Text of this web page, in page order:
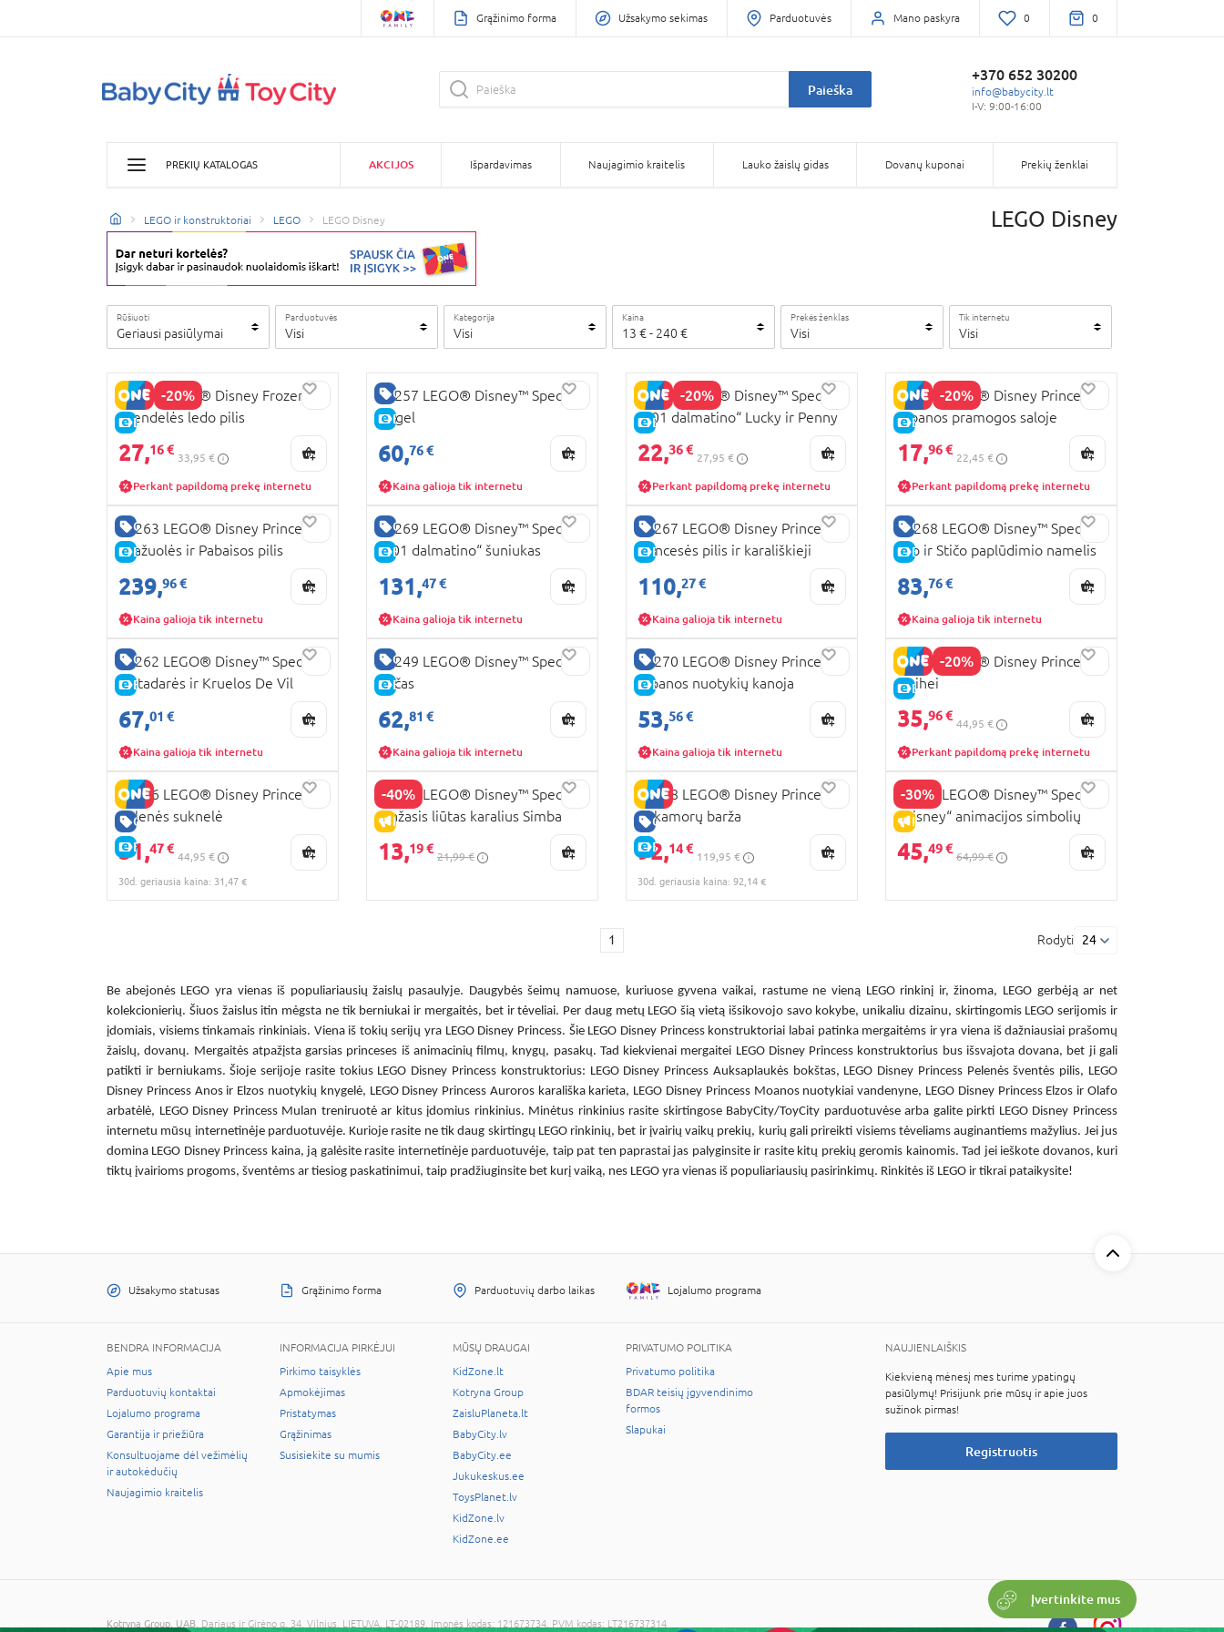
Grąžinimo forma Užsakymo sekimas Parduotuvės Mano paskyra 0 0
Paieška
+370 652 30200
info@babycity.lt
I-V: 9:00-16:00
PREKIŲ KATALOGAS AKCIJOS Išpardavimas Naujagimio kraitelis Lauko žaislų gidas Dovanų kuponai Prekių ženklai
LEGO ir konstruktoriai LEGO LEGO Disney LEGO Disney
Rūšiuoti
Geriausi pasiūlymai
Parduotuvės
Visi
Kategorija
Visi
Kaina
13 €- 240 €
Prekės ženklas
Visi
Tik internetu
Visi
-20%
E-KAINA
43265 LEGO® Disney Frozen
Arendelės ledo pilis
27,16 €
33,95 €
Perkant papildomą prekę internetu
GERA KAINA
E-KAINA
43257 LEGO® Disney™ Specials
Angel
60,76 €
Kaina galioja tik internetu
-20%
E-KAINA
43271 LEGO® Disney™ Specials
„101 dalmatino“ Lucky ir Penny
22,36 €
27,95 €
Perkant papildomą prekę internetu
-20%
E-KAINA
43260 LEGO® Disney Princess™
Moanos pramogos saloje
17,96 €
22,45 €
Perkant papildomą prekę internetu
GERA KAINA
E-KAINA
43263 LEGO® Disney Princess™
Gražuolės ir Pabaisos pilis
239,96 €
Kaina galioja tik internetu
GERA KAINA
E-KAINA
43269 LEGO® Disney™ Specials
„101 dalmatino“ šuniukas
131,47 €
Kaina galioja tik internetu
GERA KAINA
E-KAINA
43267 LEGO® Disney Princess™
Princesės pilis ir karališkieji
110,27 €
Kaina galioja tik internetu
GERA KAINA
E-KAINA
43268 LEGO® Disney™ Specials
Lilo ir Stičo paplūdimio namelis
83,76 €
Kaina galioja tik internetu
GERA KAINA
E-KAINA
43262 LEGO® Disney™ Specials
Piktadarės ir Kruelos De Vil
67,01 €
Kaina galioja tik internetu
GERA KAINA
E-KAINA
43249 LEGO® Disney™ Specials
Stičas
62,81 €
Kaina galioja tik internetu
GERA KAINA
E-KAINA
43270 LEGO® Disney Princess™
Moanos nuotykių kanoja
53,56 €
Kaina galioja tik internetu
-20%
E-KAINA
43272 LEGO® Disney Princess™
Heihei
35,96 €
44,95 €
Perkant papildomą prekę internetu
GERA KAINA
E-KAINA
43266 LEGO® Disney Princess™
Pelenės suknelė
31,47 €
44,95 €
30d. geriausia kaina: 31,47 €
-40%
IŠPARDAVIMAS
43243 LEGO® Disney™ Specials
Mažasis liūtas karalius Simba
13,19 €
21,99 €
GERA KAINA
E-KAINA
43258 LEGO® Disney Princess™
Kakamorų barža
92,14 €
119,95 €
30d. geriausia kaina: 92,14 €
-30%
IŠPARDAVIMAS
43221 LEGO® Disney™ Specials
„Disney“ animacijos simbolių
šimtmetis
45,49 €
64,99 €
1 Rodyti 24
Be abejonės LEGO yra vienas iš populiariausių žaislų pasaulyje. Daugybės šeimų namuose, kuriuose gyvena vaikai, rastume ne vieną LEGO rinkinį ir, žinoma, LEGO gerbėją ar net
kolekcionierių. Šiuos žaislus itin mėgsta ne tik berniukai ir mergaitės, bet ir tėveliai. Per daug metų LEGO šią vietą išsikovojo savo kokybe, unikaliu dizainu, skirtingomis LEGO serijomis ir
įdomiais, visiems tinkamais rinkiniais. Viena iš tokių serijų yra LEGO Disney Princess. Šie LEGO Disney Princess konstruktoriai labai patinka mergaitėms ir yra viena iš dažniausiai prašomų
žaislų, dovanų. Mergaitės atpažįsta garsias princeses iš animacinių filmų, knygų, pasakų. Tad kiekvienai mergaitei LEGO Disney Princess konstruktorius bus išsvajota dovana, bet ji gali
patikti ir berniukams. Šioje serijoje rasite tokius LEGO Disney Princess konstruktorius: LEGO Disney Princess Auksaplaukės bokštas, LEGO Disney Princess Pelenės šventės pilis, LEGO
Disney Princess Anos ir Elzos nuotykių knygelė, LEGO Disney Princess Auroros karališka karieta, LEGO Disney Princess Moanos nuotykiai vandenyne, LEGO Disney Princess Elzos ir Olafo
arbatėlė, LEGO Disney Princess Mulan treniruotė ar kitus įdomius rinkinius. Minėtus rinkinius rasite skirtingose BabyCity/ToyCity parduotuvėse arba galite pirkti LEGO Disney Princess
internetu mūsų internetinėje parduotuvėje. Kurioje rasite ne tik daug skirtingų LEGO rinkinių, bet ir įvairių vaikų prekių, kurių gali prireikti visiems tėveliams auginantiems mažylius. Jei jus
domina LEGO Disney Princess kaina, ją galėsite rasite internetinėje parduotuvėje, taip pat ten paprastai jas palyginsite ir rasite kitų prekių geromis kainomis. Tad jei ieškote dovanos, kuri
tiktų įvairioms progoms, šventėms ar tiesiog paskatinimui, taip pradžiuginsite bet kurį vaiką, nes LEGO yra vienas iš populiariausių pasirinkimų. Rinkitės iš LEGO ir tikrai pataikysite!
Įvertinkite mus
Užsakymo statusas Grąžinimo forma Parduotuvių darbo laikas Lojalumo programa
BENDRA INFORMACIJA
Apie mus
Parduotuvių kontaktai
Lojalumo programa
Garantija ir priežiūra
Konsultuojame dėl vežimėlių
ir autokėdučių
Naujagimio kraitelis
INFORMACIJA PIRKĖJUI
Pirkimo taisyklės
Apmokėjimas
Pristatymas
Grąžinimas
Susisiekite su mumis
MŪSŲ DRAUGAI
KidZone.lt
Kotryna Group
ZaisluPlaneta.lt
BabyCity.lv
BabyCity.ee
Jukukeskus.ee
ToysPlanet.lv
KidZone.lv
KidZone.ee
PRIVATUMO POLITIKA
Privatumo politika
BDAR teisių įgyvendinimo
formos
Slapukai
NAUJIENLAIŠKIS
Kiekvieną mėnesį mes turime ypatingų
pasiūlymų! Prisijunk prie mūsų ir apie juos
sužinok pirmas!
Registruotis
Kotryna Group, UAB , Dariaus ir Girėno g. 34, Vilnius, LIETUVA, LT-02189, Įmonės kodas: 121673734, PVM kodas: LT216737314